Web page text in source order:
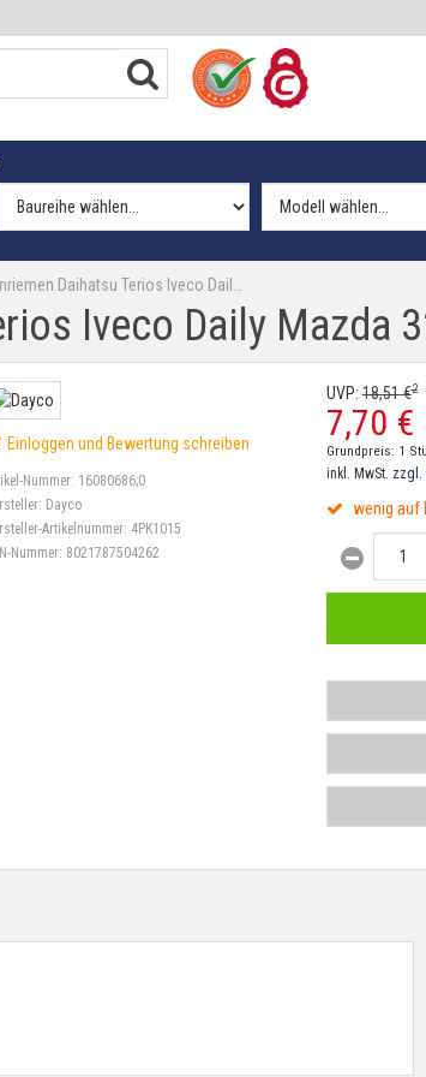
Daihatsu Terios Iveco Dail…
Iveco Daily Mazda
Einloggen und Bewertung schreiben
Nummer: 16080686;0
Dayco
Artikelnummer: 4PK1015
Nummer: 8021787504262
UVP:18,51€2
7,70 €
Grundpreis: 1
inkl. MwSt. zzgl.
wenig auf